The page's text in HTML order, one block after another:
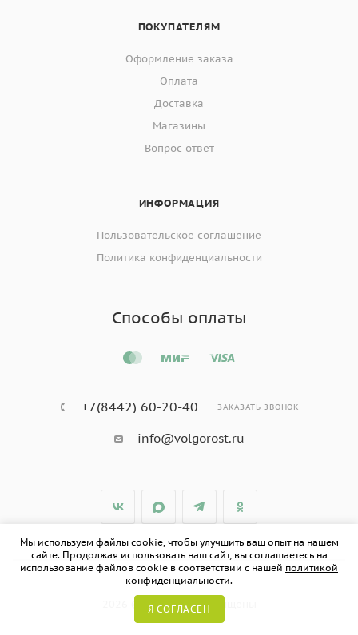
ПОКУПАТЕЛЯМ
Оформление заказа
Оплата
Доставка
Магазины
Вопрос-ответ
ИНФОРМАЦИЯ
Пользовательское соглашение
Политика конфиденциальности
Способы оплаты
+7(8442) 60-20-40 ЗАКАЗАТЬ ЗВОНОК
info@volgorost.ru
2026 © Все права защищены
Мы используем файлы cookie, чтобы улучшить ваш опыт на нашем
сайте. Продолжая использовать наш сайт, вы соглашаетесь на
использование файлов cookie в соответствии с нашей политикой
конфиденциальности.
Я СОГЛАСЕН